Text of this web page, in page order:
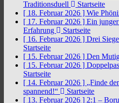
Traditionsduell
Startseite
[ 18. Februar 2026 ] Wie
[ 17. Februar 2026 ] Ein
Erfahrung
Startseite
[ 16. Februar 2026 ] Drei
Startseite
[ 15. Februar 2026 ] Den
[ 15. Februar 2026 ]
Startseite
[ 14. Februar 2026 ] „Finde
spannend!“
Startseite
[ 13. Februar 2026 ] 2:1 –